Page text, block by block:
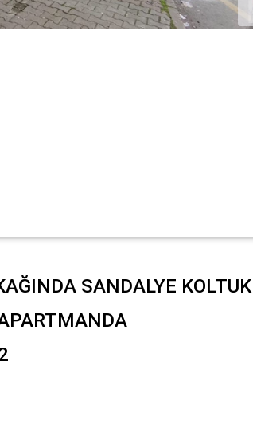
SANDALYE KOLTUK